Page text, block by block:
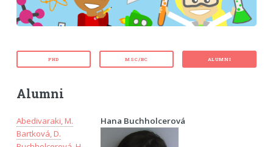
PHD MSC/BC ALUMNI
Alumni
Abedivaraki, M.
Bartková, D.
Hana Buchholcerová